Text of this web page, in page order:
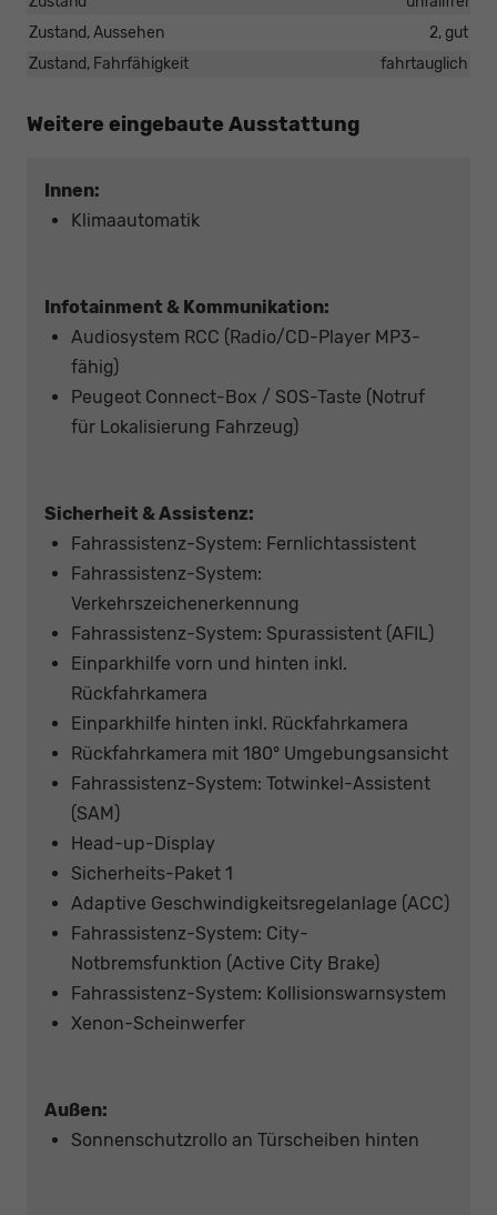
Zustand, Aussehen
2, gut
Zustand, Fahrfähigkeit
fahrtauglich
Weitere eingebaute Ausstattung
Innen:
Klimaautomatik
Infotainment & Kommunikation:
Audiosystem RCC (Radio/CD-Player MP3-
fähig)
Peugeot Connect-Box / SOS-Taste (Notruf
für Lokalisierung Fahrzeug)
Sicherheit & Assistenz:
Fahrassistenz-System: Fernlichtassistent
Fahrassistenz-System:
Verkehrszeichenerkennung
Fahrassistenz-System: Spurassistent (AFIL)
Einparkhilfe vorn und hinten inkl.
Rückfahrkamera
Einparkhilfe hinten inkl. Rückfahrkamera
Rückfahrkamera mit 180° Umgebungsansicht
Fahrassistenz-System: Totwinkel-Assistent
(SAM)
Head-up-Display
Sicherheits-Paket 1
Adaptive Geschwindigkeitsregelanlage (ACC)
Fahrassistenz-System: City-
Notbremsfunktion (Active City Brake)
Fahrassistenz-System: Kollisionswarnsystem
Xenon-Scheinwerfer
Außen:
Sonnenschutzrollo an Türscheiben hinten